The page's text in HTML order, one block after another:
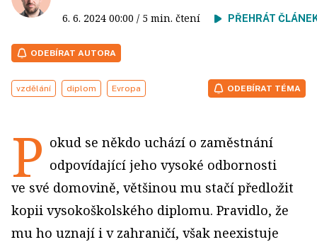
6. 6. 2024 00:00 / 5 min. čtení PŘEHRÁT
ODEBÍRAT AUTORA
vzdělání diplom Evropa ODEBÍRAT TÉMA
P okud se někdo uchází o zaměstnání
odpovídající jeho vysoké odbornosti
ve své domovině, většinou mu stačí předložit
kopii vysokoškolského diplomu. Pravidlo, že
mu ho uznají i v zahraničí, však neexistuje